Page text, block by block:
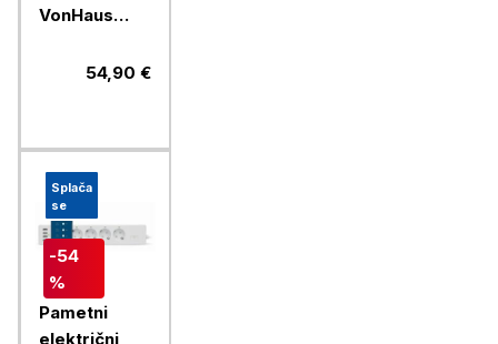
VonHaus
54,90 €
Splača
se
-54
%
Pametni
električni